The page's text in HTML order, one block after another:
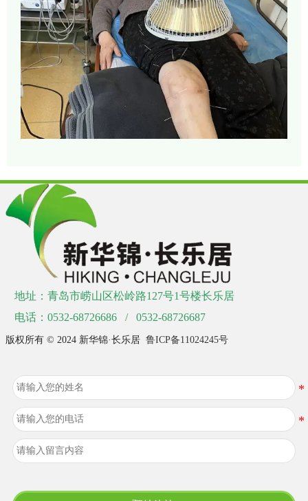
地址：青岛市崂山区松岭路127号1号楼长乐居
电话：0532-68726686 / 0532-68726687
版权所有 © 2024 新华锦·长乐居 鲁ICP备11024245号